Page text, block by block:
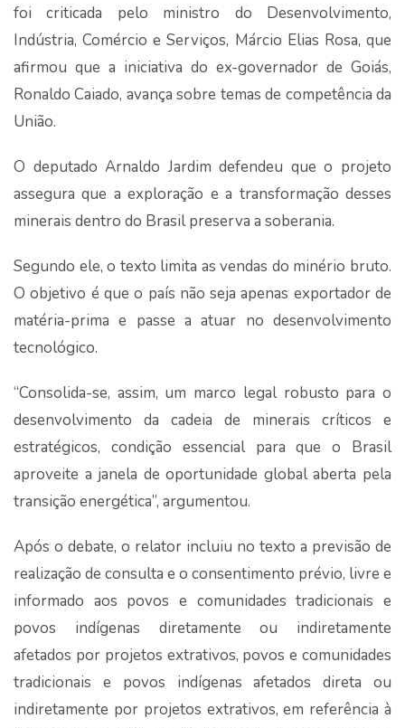
foi criticada pelo ministro do Desenvolvimento,
Indústria, Comércio e Serviços, Márcio Elias Rosa, que
afirmou que a iniciativa do ex-governador de Goiás,
Ronaldo Caiado, avança sobre temas de competência da
União.
O deputado Arnaldo Jardim defendeu que o projeto
assegura que a exploração e a transformação desses
minerais dentro do Brasil preserva a soberania.
Segundo ele, o texto limita as vendas do minério bruto.
O objetivo é que o país não seja apenas exportador de
matéria-prima e passe a atuar no desenvolvimento
tecnológico.
“Consolida-se, assim, um marco legal robusto para o
desenvolvimento da cadeia de minerais críticos e
estratégicos, condição essencial para que o Brasil
aproveite a janela de oportunidade global aberta pela
transição energética”, argumentou.
Após o debate, o relator incluiu no texto a previsão de
realização de consulta e o consentimento prévio, livre e
informado aos povos e comunidades tradicionais e
povos indígenas diretamente ou indiretamente
afetados por projetos extrativos, povos e comunidades
tradicionais e povos indígenas afetados direta ou
indiretamente por projetos extrativos, em referência à